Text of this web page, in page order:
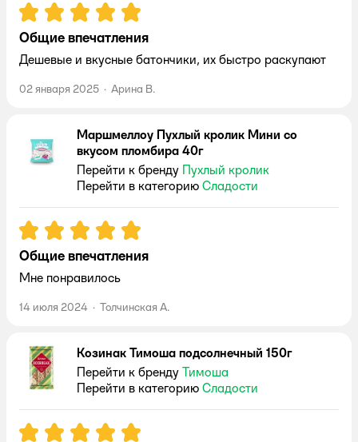
Рейтинг:5
Общие впечатления
Дешевые и вкусные батончики, их быстро раскупают
02 января 2025 · Арина В.
Маршмеллоу Пухлый кролик Мини со
вкусом пломбира 40г
Перейти к бренду Пухлый кролик
Перейти в категорию Сладости
Рейтинг:5
Общие впечатления
Мне понравилось
14 июля 2024 · Толчинская А.
Козинак Тимоша подсолнечный 150г
Перейти к бренду Тимоша
Перейти в категорию Сладости
Рейтинг:5